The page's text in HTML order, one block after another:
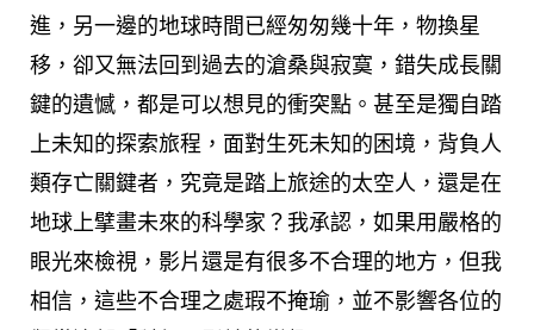
進，另一邊的地球時間已經匆匆幾十年，物換星
移，卻又無法回到過去的滄桑與寂寞，錯失成長關
鍵的遺憾，都是可以想見的衝突點。甚至是獨自踏
上未知的探索旅程，面對生死未知的困境，背負人
類存亡關鍵者，究竟是踏上旅途的太空人，還是在
地球上擘畫未來的科學家？我承認，如果用嚴格的
眼光來檢視，影片還是有很多不合理的地方，但我
相信，這些不合理之處瑕不掩瑜，並不影響各位的